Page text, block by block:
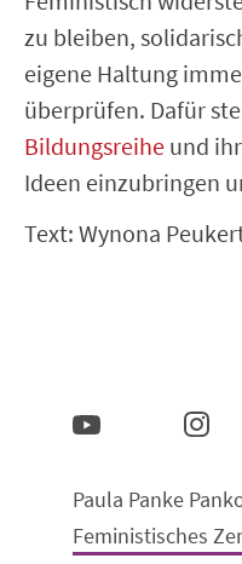
zu bleiben,
eigene Haltung
überprüfen. Dafür
Bildungsreihe und
Ideen einzubringen
Text: Wynona
Paula Panke
Feministisches